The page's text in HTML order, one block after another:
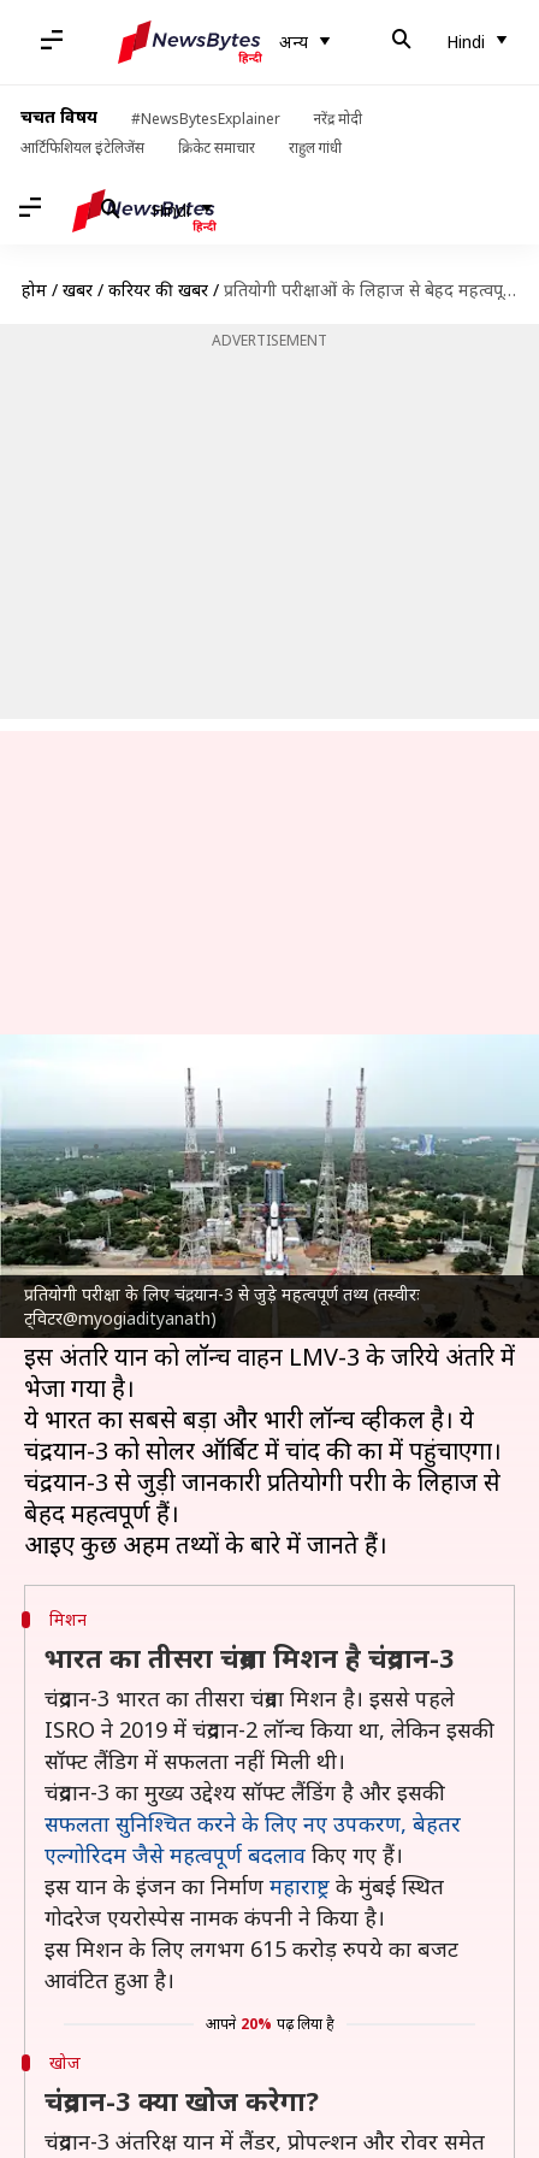
अन्य Hindi
चर्चित विषय #NewsBytesExplainer
नरेंद्र मोदी
आर्टिफिशियल इंटेलिजेंस
क्रिकेट समाचार राहुल गांधी
Hindi
होम / खबरें / करियर की खबरें / प्रतियोगी परीक्षाओं के लिहाज से बेहद महत्वपूर्ण हैं चंद्रयान-3 से जुड़े ये तथ्य
ADVERTISEMENT
प्रतियोगी परीक्षा के लिए चंद्रयान-3 से जुड़े महत्वपूर्ण तथ्य (तस्वीरः
ट्विटर@myogiadityanath)
प्रतियोगी परीक्षाओं के लिहाज से बेहद
महत्वपूर्ण हैं चंद्रयान-3 से जुड़े ये तथ्य
लेखन राशि Jul 14, 2023 04:03 pm
क्या है खबर?
भारतीय अंतरिक्ष अनुसंधान संस्थान (ISRO) ने आज दोपहर
2:35 बजे आंध्र प्रदेश के श्रीहरिकोटा सेचंद्रयान-3
मिशन
को लॉन्च किया।
इस अंतरिक्ष यान को लॉन्च वाहन LMV-3 के जरिये अंतरिक्ष में
भेजा गया है।
ये भारत का सबसे बड़ा और भारी लॉन्च व्हीकल है। ये
चंद्रयान-3 को सोलर ऑर्बिट में चांद की कक्षा में पहुंचाएगा।
चंद्रयान-3 से जुड़ी जानकारी प्रतियोगी परीक्षा के लिहाज से
बेहद महत्वपूर्ण हैं।
मिशन
भारत का तीसरा चंद्रमा मिशन है चंद्रयान-3
चंद्रयान-3 भारत का तीसरा चंद्रमा मिशन है। इससे पहले
ISRO ने 2019 में चंद्रयान-2 लॉन्च किया था, लेकिन इसकी
सॉफ्ट लैंडिग में सफलता नहीं मिली थी।
चंद्रयान-3 का मुख्य उद्देश्य सॉफ्ट लैंडिंग है और इसकी
सफलता सुनिश्चित करने के लिए नए उपकरण, बेहतर
एल्गोरिदम जैसे महत्वपूर्ण बदलाव किए गए हैं।
इस यान के इंजन का निर्माण महाराष्ट्र के मुंबई स्थित
गोदरेज एयरोस्पेस नामक कंपनी ने किया है।
इस मिशन के लिए लगभग 615 करोड़ रुपये का बजट
आवंटित हुआ है।
आपने 20% पढ़ लिया है
खोज
चंद्रयान-3 क्या खोज करेगा?
चंद्रयान-3 अंतरिक्ष यान में लैंडर, प्रोपल्शन और रोवर समेत